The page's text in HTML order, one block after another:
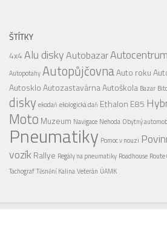
ŠTÍTKY
4x4Alu diskyAutobazarAutocentrum
AutopotahyAutopůjčovnaAuto roku
AutoskloAutozastavárnaAutoškola Bazar
disky ekodaň ekologická daň Ethalon E85
Moto Muzeum Navigace Nehoda Obytný
Pneumatiky Pomoc v nouzi
vozíkRallye Regály na pneumatiky Roadhouse Route
TachografTěsnění KalinaVeterán ÚAMK